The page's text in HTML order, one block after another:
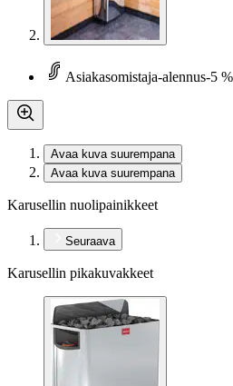
Asiakasomistaja-alennus-5 %
Avaa kuva suurempana
Avaa kuva suurempana
Karusellin nuolipainikkeet
Seuraava
Karusellin pikakuvakkeet